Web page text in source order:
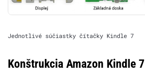
Jednotlivé súčiastky čítačky Kindle 7
Konštrukcia Amazon Kindle 7